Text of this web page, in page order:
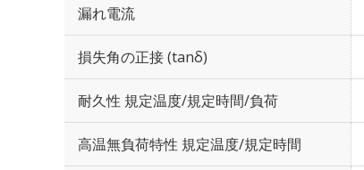
漏れ電流
損失角の正接 (tanδ)
耐久性 規定温度/規定時間/負荷
高温無負荷特性 規定温度/規定時間